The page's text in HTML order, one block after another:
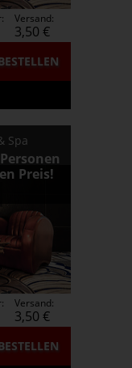
Versand:
3,50 €
Spa
Preis!
Versand:
3,50 €